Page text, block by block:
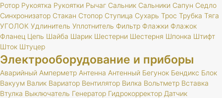
Ротор Рукоятка Рукоятки Рычаг Сальник Сальники Сапун Седло
Синхронизатор Стакан Стопор Ступица Сухарь Трос Трубка Тяга
УГОЛОК Удлинитель Уплотнитель Фильтр Флажки Флажок
Фланец Цепь Шайба Шарик Шестерни Шестерня Шпонка Штифт
Шток Штуцер
Электрооборудование и приборы
Аварийный Амперметр Антенна Антенный Бегунок Бендикс Блок
Вакуум Валик Вариатор Вентилятор Вилка Вольтметр Вставка
Втулка Выключатель Генератор Гидрокорректор Датчик